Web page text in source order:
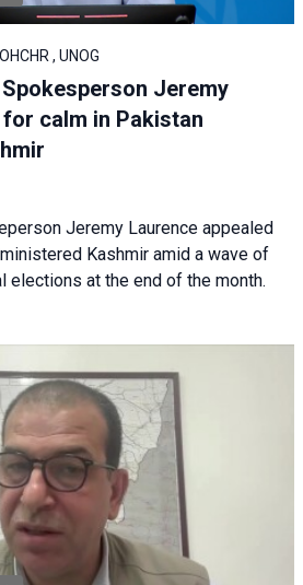
, UNOG
Jeremy
calm in Pakistan
Jeremy Laurence appealed
Kashmir amid a wave of
elections at the end of the month.